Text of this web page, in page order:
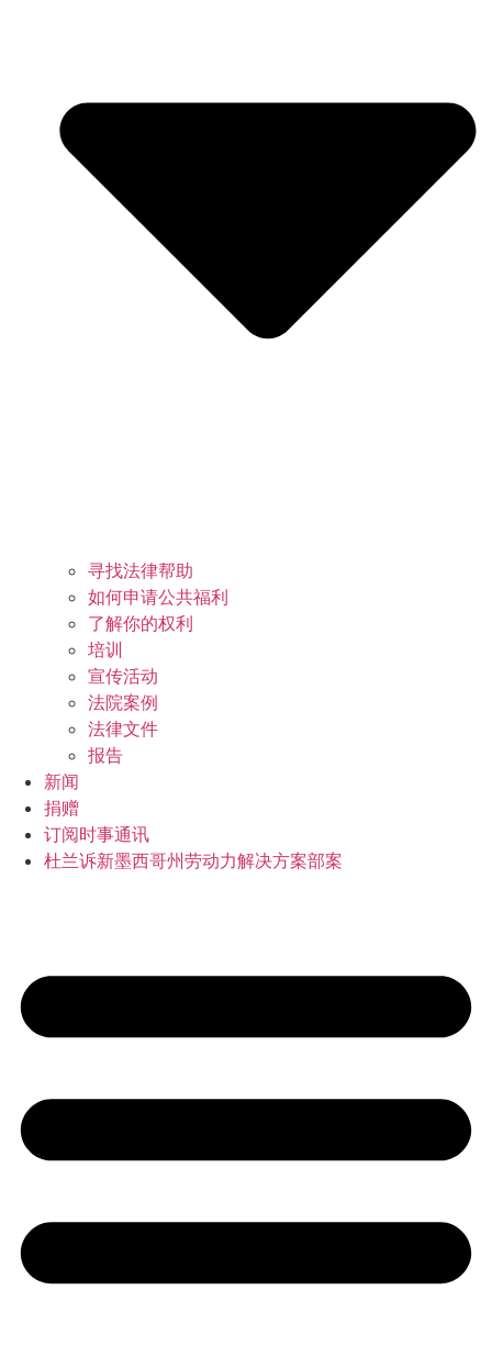
寻找法律帮助
如何申请公共福利
了解你的权利
培训
宣传活动
法院案例
法律文件
报告
新闻
捐赠
订阅时事通讯
杜兰诉新墨西哥州劳动力解决方案部案